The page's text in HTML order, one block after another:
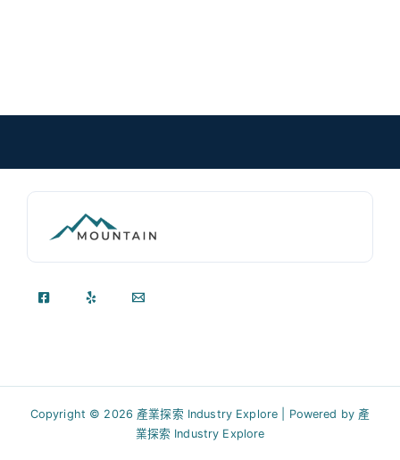
Copyright © 2026 產業探索 Industry Explore | Powered by 產
業探索 Industry Explore